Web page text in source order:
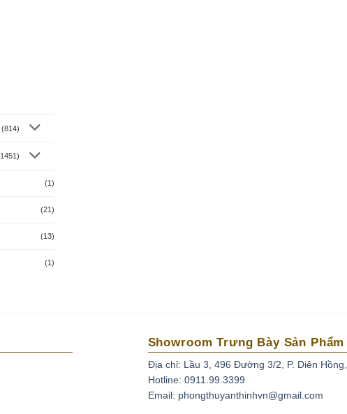
(814)
(1)
(21)
(13)
(1)
Showroom Trưng Bày Sản Phẩm
Địa chỉ: Lầu 3, 496 Đường 3/2, P. Diên
Hotline: 0911.99.3399
Email: phongthuyanthinhvn@gmail.com